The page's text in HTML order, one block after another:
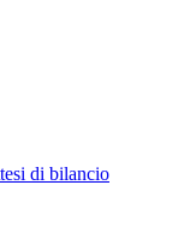
di bilancio